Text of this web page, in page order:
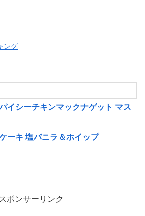
ング
イシーチキンマックナゲット マス
ーキ 塩バニラ＆ホイップ
スポンサーリンク